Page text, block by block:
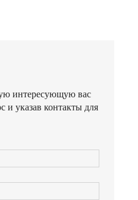
интересующую вас
и указав контакты для